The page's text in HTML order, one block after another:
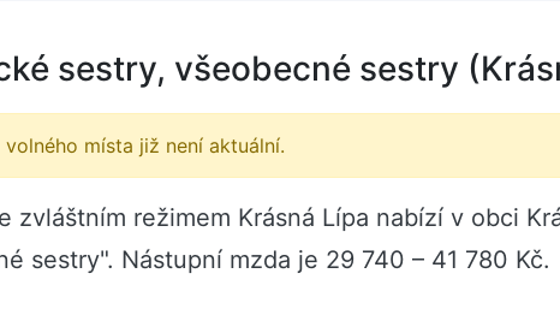
sestry, všeobecné sestry
volného místa již není aktuální.
zvláštním režimem Krásná Lípa nabízí v obci
sestry". Nástupní mzda je 29 740 – 41 780 Kč.